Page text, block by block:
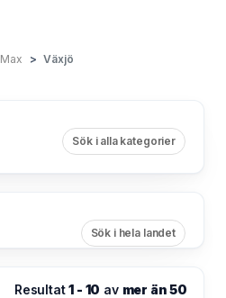
Max Växjö
Sök i alla kategorier
Sök i hela landet
Resultat1 - 10 av mer än 50